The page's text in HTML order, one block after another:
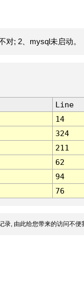
对; 2、mysql未启动。
Line
14
324
211
62
94
76
录, 由此给您带来的访问不便